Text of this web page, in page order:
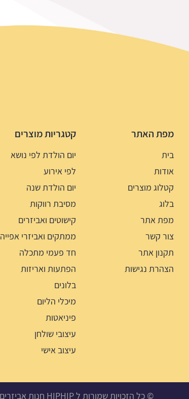
מפת האתר
בית
אודות
קטלוג מוצרים
בלוג
מפת אתר
צור קשר
תקנון אתר
הצהרת נגישות
קטגריות מוצרים
יום הולדת לפי נושא
לפי אירוע
יום הולדת שנה
מסיבת רווקות
קישוטים ואביזרים
ממתקים ואביזרי אפייה
חד פעמי מתכלה
הפתעות ואריזות
בלונים
מיכלי הליום
פיניאטות
עיצובי שולחן
עיצוב אישי
© כל הזכויות שמורות ל HIPHIP חנות אביזרים לימי הולדת, מסיבות ואירועים